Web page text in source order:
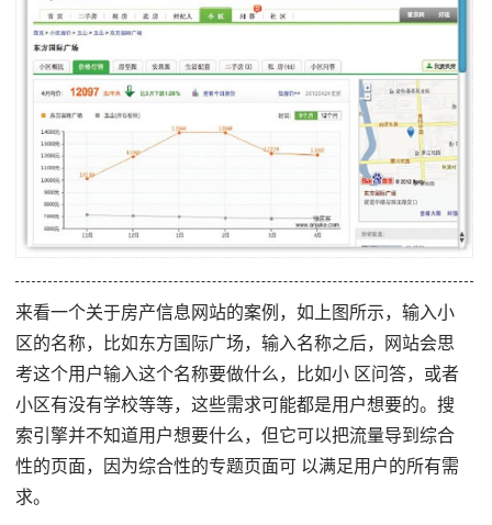
来看一个关于房产信息网站的案例，如上图所示，输入小
区的名称，比如东方国际广场，输入名称之后，网站会思
考这个用户输入这个名称要做什么，比如小 区问答，或者
小区有没有学校等等，这些需求可能都是用户想要的。搜
索引擎并不知道用户想要什么，但它可以把流量导到综合
性的页面，因为综合性的专题页面可 以满足用户的所有需
求。